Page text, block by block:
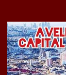
campeonato del
haber mandado al
1983 es una fecha
dejar en el olvido.